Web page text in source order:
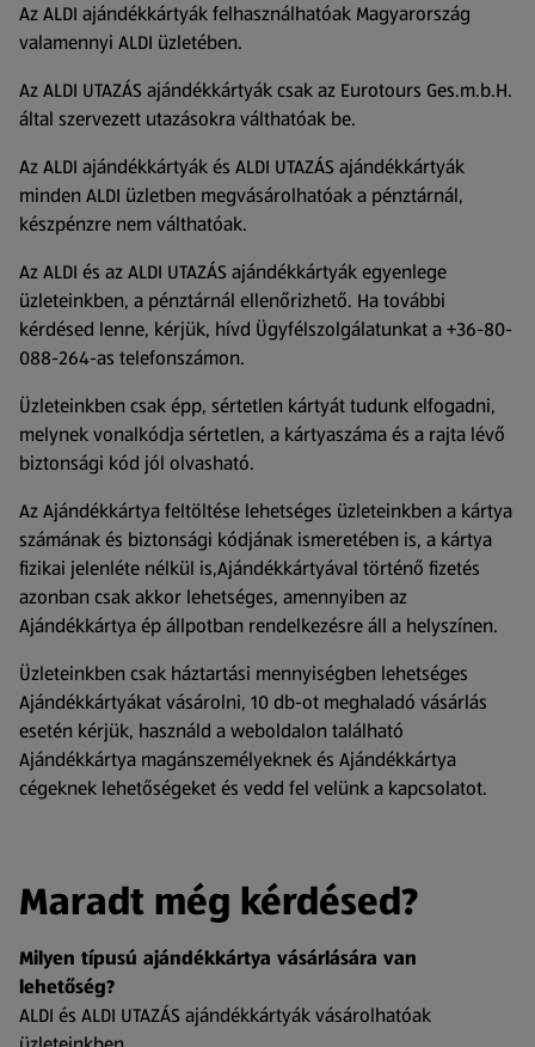
Az ALDI ajándékkártyák felhasználhatóak Magyarország
valamennyi ALDI üzletében.
Az ALDI UTAZÁS ajándékkártyák csak az Eurotours Ges.m.b.H.
által szervezett utazásokra válthatóak be.
Az ALDI ajándékkártyák és ALDI UTAZÁS ajándékkártyák
minden ALDI üzletben megvásárolhatóak a pénztárnál,
készpénzre nem válthatóak.
Az ALDI és az ALDI UTAZÁS ajándékkártyák egyenlege
üzleteinkben, a pénztárnál ellenőrizhető. Ha további
kérdésed lenne, kérjük, hívd Ügyfélszolgálatunkat a +36-80-
088-264-as telefonszámon.
Üzleteinkben csak épp, sértetlen kártyát tudunk elfogadni,
melynek vonalkódja sértetlen, a kártyaszáma és a rajta lévő
biztonsági kód jól olvasható.
Az Ajándékkártya feltöltése lehetséges üzleteinkben a kártya
számának és biztonsági kódjának ismeretében is, a kártya
fizikai jelenléte nélkül is,Ajándékkártyával történő fizetés
azonban csak akkor lehetséges, amennyiben az
Ajándékkártya ép állpotban rendelkezésre áll a helyszínen.
Üzleteinkben csak háztartási mennyiségben lehetséges
Ajándékkártyákat vásárolni, 10 db-ot meghaladó vásárlás
esetén kérjük, használd a weboldalon található
Ajándékkártya magánszemélyeknek és Ajándékkártya
cégeknek lehetőségeket és vedd fel velünk a kapcsolatot.
Maradt még kérdésed?
Milyen típusú ajándékkártya vásárlására van
lehetőség?
ALDI és ALDI UTAZÁS ajándékkártyák vásárolhatóak